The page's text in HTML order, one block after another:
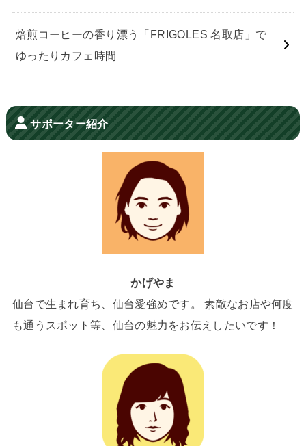
焙煎コーヒーの香り漂う「FRIGOLES 名取店」で
ゆったりカフェ時間
サポーター紹介
かげやま
仙台で生まれ育ち、仙台愛強めです。 素敵なお店や何度
も通うスポット等、仙台の魅力をお伝えしたいです！